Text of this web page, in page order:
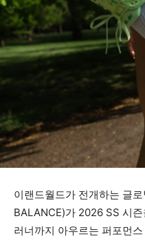
이랜드월드가 전개하는 글
BALANCE)가 2026 SS 시
러너까지 아우르는 퍼포먼